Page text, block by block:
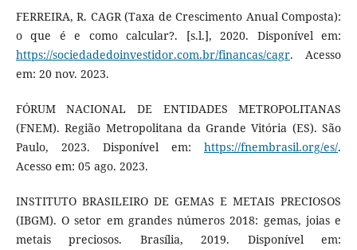
FERREIRA, R. CAGR (Taxa de Crescimento Anual Composta):
o que é e como calcular?. [s.l.], 2020. Disponível em:
https://sociedadedoinvestidor.com.br/financas/cagr. Acesso
em: 20 nov. 2023.
FÓRUM NACIONAL DE ENTIDADES METROPOLITANAS
(FNEM). Região Metropolitana da Grande Vitória (ES). São
Paulo, 2023. Disponível em:https://fnembrasil.org/es/.
Acesso em: 05 ago. 2023.
INSTITUTO BRASILEIRO DE GEMAS E METAIS PRECIOSOS
(IBGM). O setor em grandes números 2018: gemas, joias e
metais preciosos. Brasília, 2019. Disponível em: